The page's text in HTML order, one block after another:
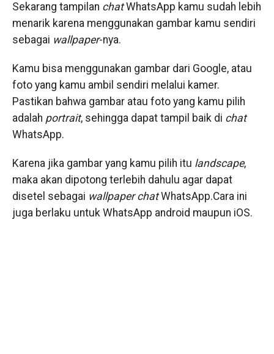
Sekarang tampilan chatWhatsApp kamu sudah lebih
menarik karena menggunakan gambar kamu sendiri
sebagai wallpaper-nya.
Kamu bisa menggunakan gambar dari Google, atau
foto yang kamu ambil sendiri melalui kamer.
Pastikan bahwa gambar atau foto yang kamu pilih
adalah portrait, sehingga dapat tampil baik di chat
WhatsApp.
Karena jika gambar yang kamu pilih itu landscape,
maka akan dipotong terlebih dahulu agar dapat
disetel sebagai wallpaper chatWhatsApp.Cara ini
juga berlaku untuk WhatsApp android maupun iOS.